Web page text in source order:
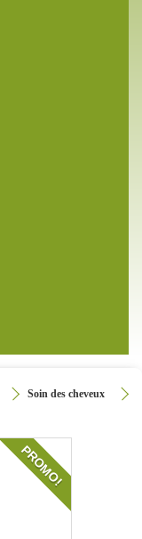
Soin des cheveux
PROMO!